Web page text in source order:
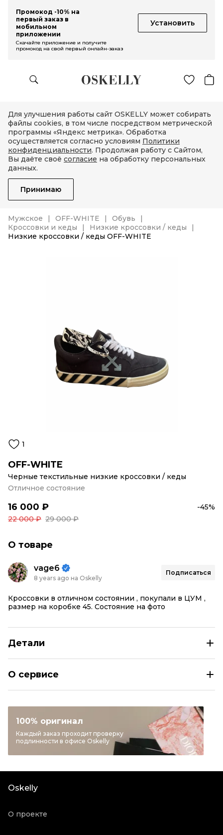
Промокод -10% на
первый заказ в
мобильном
приложении
Установить
Скачайте приложение и получите
промокод на свой первый онлайн-заказ
Для улучшения работы сайт OSKELLY может собирать
файлы cookies, в том числе посредством метрической
программы «Яндекс метрика». Обработка
осуществляется согласно условиям Политики
конфиденциальности. Продолжая работу с Сайтом,
Вы даёте своё согласие на обработку персональных
данных.
Принимаю
Мужское OFF-WHITE
Обувь
Кроссовки и кеды
Низкие кроссовки / кеды
Низкие кроссовки / кеды OFF-WHITE
1
OFF-WHITE
Черные текстильные низкие кроссовки / кеды
Отличное состояние
16 000 ₽
-45%
22 000 ₽ 29 000 ₽
О товаре
vage6
8 years ago на Oskelly
Подписаться
Кроссовки в отличном состоянии , покупали в ЦУМ ,
размер на коробке 45. Состояние на фото
Детали
Бренд
Материал обуви
Текстиль
Цвет
Черный
Oskelly ID
О сервисе
100% оригинал
Каждый заказ проходит проверку
подлинности в офисе Oskelly
Oskelly
О проекте